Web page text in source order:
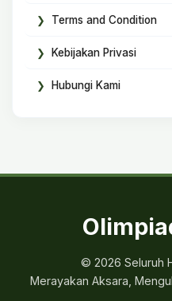
Terms and Condition
Kebijakan Privasi
Hubungi Kami
© 2026 Seluruh
Merayakan Aksara,